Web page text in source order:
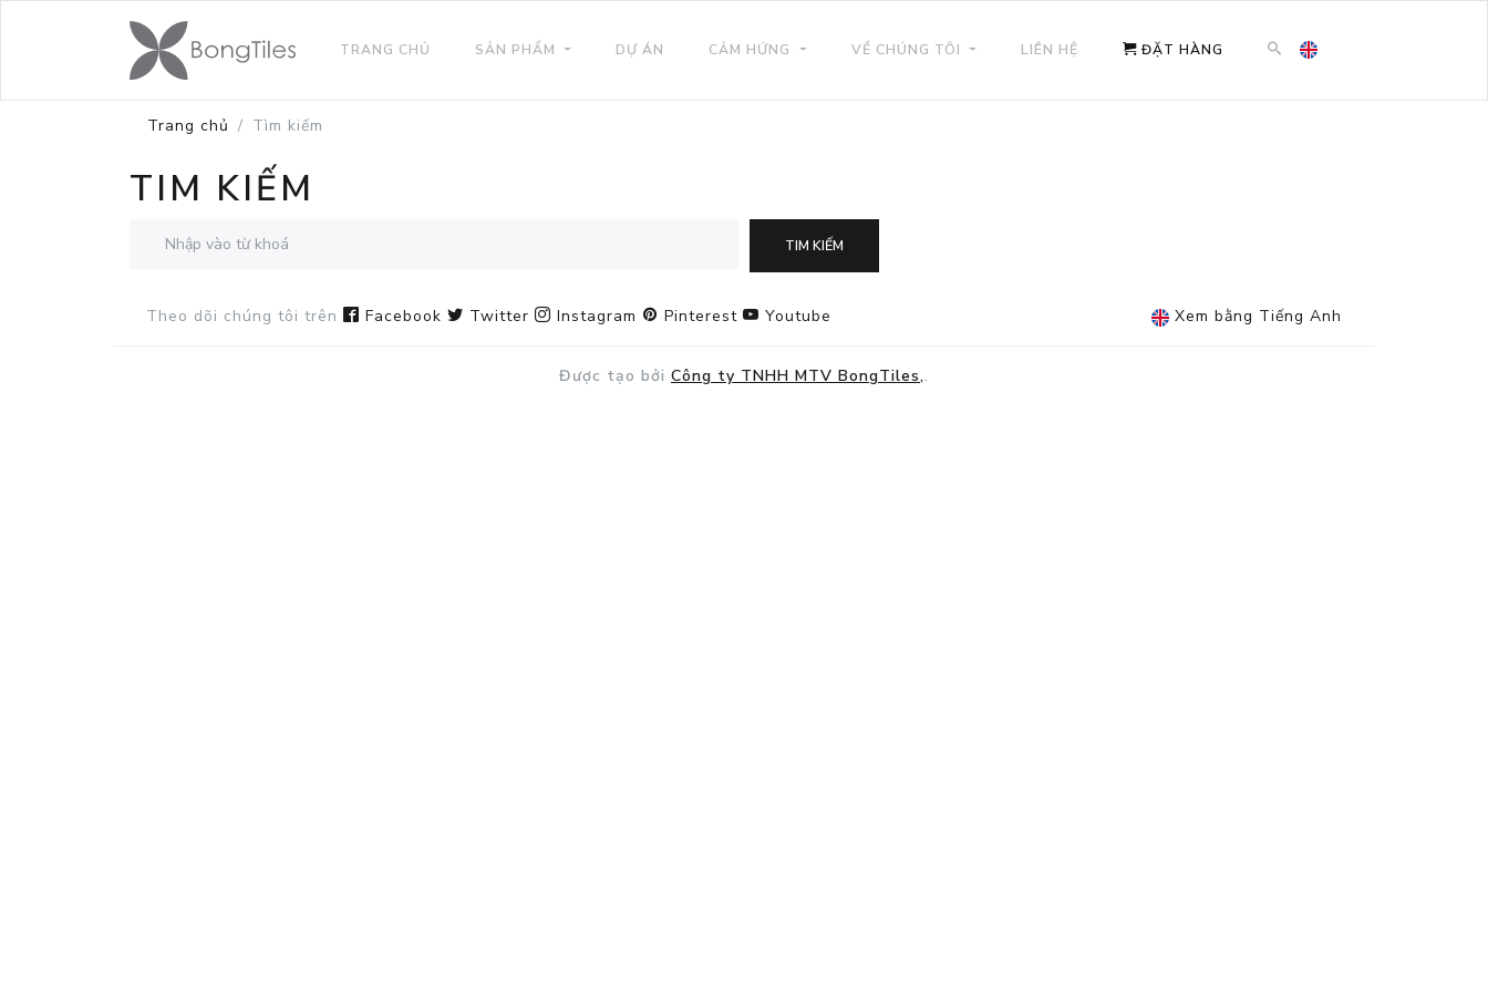
TRANG CHỦ SẢN PHẨM DỰ ÁN CẢM HỨNG VỀ CHÚNG TÔI LIÊN HỆ ĐẶT HÀNG
Trang chủ Tìm kiếm
TIM KIẾM
Theo dõi chúng tôi trên Facebook Twitter Instagram Pinterest Youtube Xem bằng Tiếng Anh
Được tạo bởi Công ty TNHH MTV BongTiles,.